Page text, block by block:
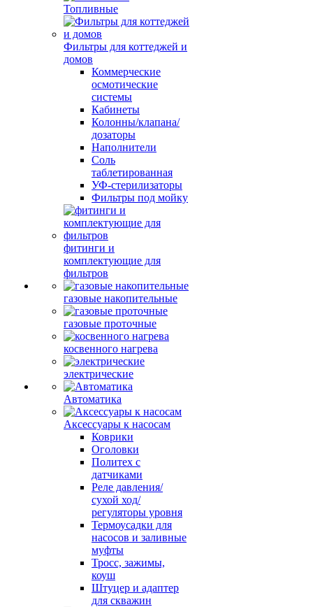
Топливные
Фильтры для коттеджей и
домов
Коммерческие
осмотические
системы
Кабинеты
Колонны/клапана/
дозаторы
Наполнители
Соль
таблетированная
УФ-стерилизаторы
Фильтры под мойку
фитинги и
комплектующие для
фильтров
газовые накопительные
газовые проточные
косвенного нагрева
электрические
Автоматика
Аксессуары к насосам
Коврики
Оголовки
Политех с
датчиками
Реле давления/
сухой ход/
регуляторы уровня
Термоусадки для
насосов и заливные
муфты
Тросс, зажимы,
коуш
Штуцер и адаптер
для скважин